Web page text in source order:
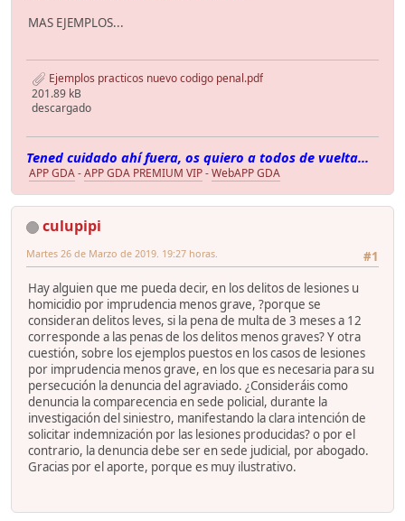
MAS EJEMPLOS...
Ejemplos practicos nuevo codigo penal.pdf
201.89 kB
descargado
Tened cuidado ahí fuera, os quiero a todos de vuelta...
APP GDA-APP GDA PREMIUM VIP-WebAPP GDA
culupipi
#1
Martes 26 de Marzo de 2019. 19:27 horas.
Hay alguien que me pueda decir, en los delitos de lesiones u
homicidio por imprudencia menos grave, ?porque se
consideran delitos leves, si la pena de multa de 3 meses a 12
corresponde a las penas de los delitos menos graves? Y otra
cuestión, sobre los ejemplos puestos en los casos de lesiones
por imprudencia menos grave, en los que es necesaria para su
persecución la denuncia del agraviado. ¿Consideráis como
denuncia la comparecencia en sede policial, durante la
investigación del siniestro, manifestando la clara intención de
solicitar indemnización por las lesiones producidas? o por el
contrario, la denuncia debe ser en sede judicial, por abogado.
Gracias por el aporte, porque es muy ilustrativo.